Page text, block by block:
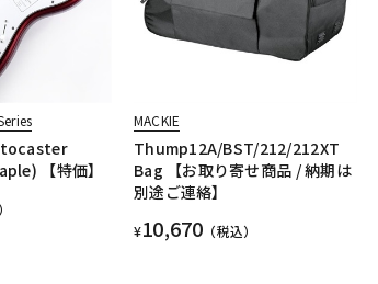
【特価】
MACKIE
Thump12A/BST/212/212XT
Bag 【お取り寄せ商品 / 納期は
別途ご連絡】
¥10,670 （税込）